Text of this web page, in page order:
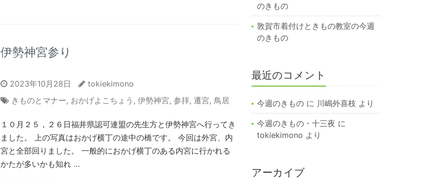
伊勢神宮参り
2023年10月28日
tokiekimono
きものとマナー, おかげよこちょう , 伊勢神宮, 参拝, 遷宮, 鳥居
１０月２５，２６日福井県認可連盟の先生方と伊勢神宮へ行ってき
ました。 上の写真はおかげ横丁の途中の橋です。 今回は外宮、内
宮と全部回りました。 一般的におかげ横丁のある内宮に行かれる
かたが多いかも知れ …
のきもの
敦賀市着付けときもの教室の今週
のきもの
最近のコメント
今週のきものに 川嶋外喜枝 より
今週のきもの・十三夜 に
tokiekimono より
アーカイブ